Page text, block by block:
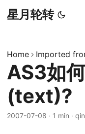
星月轮转
Home Imported
AS3如
(text)?
2007-07-08 · 1 min ·